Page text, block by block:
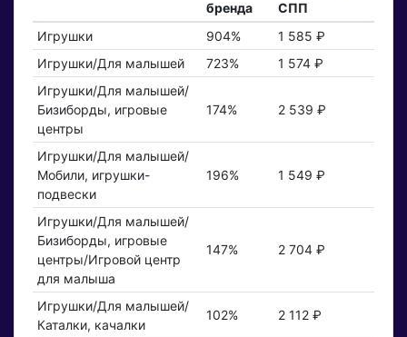
бренда
СПП
Игрушки
904%
1 585 ₽
Игрушки/Для малышей
723%
1 574 ₽
Игрушки/Для малышей/
Бизиборды, игровые
центры
174% 2 539 ₽
Игрушки/Для малышей/
Мобили, игрушки-
подвески
196% 1 549 ₽
Игрушки/Для малышей/
Бизиборды, игровые
центры/Игровой центр
для малыша
147% 2 704 ₽
Игрушки/Для малышей/
Каталки, качалки
102% 2 112 ₽